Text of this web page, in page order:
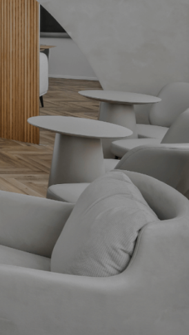
התאמה אישית
חיפוי קירות
יצרני כסאות לפינת אוכל
מעוצבות
עיצוב אישי
עיצוב פינת אוכל עם מראות
פינות אוכל 2020
פינות אוכל איטלקיות
פינות אוכל במבצע
פינות אוכל יוקרתיות
פינות אוכל יוקרתיות במבצע
פינות אוכל יוקרתיות מעץ
פינות אוכל יוקרתיות משיש